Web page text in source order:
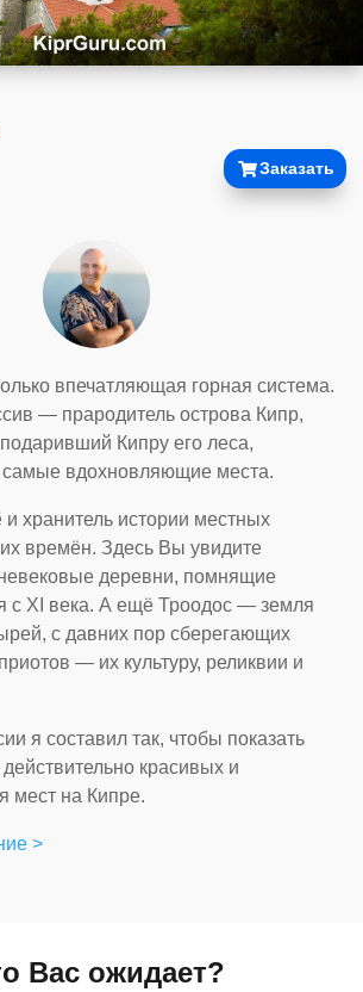
Заказать
впечатляющая горная система.
— прародитель острова Кипр,
Кипру его леса,
вдохновляющие места.
хранитель истории местных
времён. Здесь Вы увидите
деревни, помнящие
с XI века. А ещё Троодос — земля
с давних пор сберегающих
— их культуру, реликвии и
я составил так, чтобы показать
красивых и
мест на Кипре.
>
Вас ожидает?